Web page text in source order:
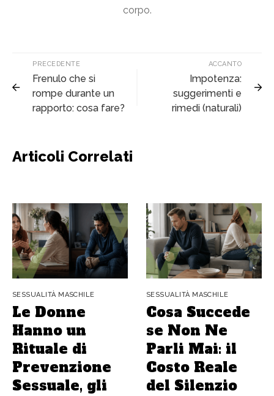
corpo.
PRECEDENTE
Frenulo che si
rompe durante un
rapporto: cosa fare?
ACCANTO
Impotenza:
suggerimenti e
rimedi (naturali)
Articoli Correlati
SESSUALITÀ MASCHILE
Le Donne
Hanno un
Rituale di
Prevenzione
Sessuale, gli
SESSUALITÀ MASCHILE
Cosa Succede
se Non Ne
Parli Mai: il
Costo Reale
del Silenzio